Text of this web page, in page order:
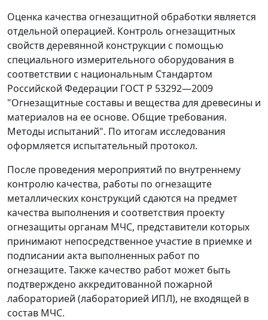
Оценка качества огнезащитной обработки является
отдельной операцией. Контроль огнезащитных
свойств деревянной конструкции с помощью
специального измерительного оборудования в
соответствии с национальным Стандартом
Российской Федерации ГОСТ Р 53292—2009
"Огнезащитные составы и вещества для древесины и
материалов на ее основе. Общие требования.
Методы испытаний". По итогам исследования
оформляется испытательный протокол.
После проведения мероприятий по внутреннему
контролю качества, работы по огнезащите
металлических конструкций сдаются на предмет
качества выполнения и соответствия проекту
огнезащиты органам МЧС, представители которых
принимают непосредственное участие в приемке и
подписании акта выполненных работ по
огнезащите. Также качество работ может быть
подтверждено аккредитованной пожарной
лабораторией (лабораторией ИПЛ), не входящей в
состав МЧС.